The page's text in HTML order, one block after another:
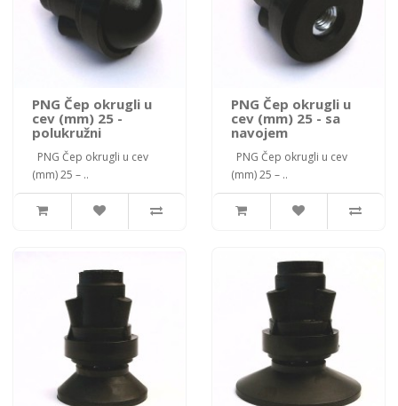
PNG Čep okrugli u
cev (mm) 25 -
polukružni
PNG Čep okrugli u cev
(mm) 25 – ..
PNG Čep okrugli u
cev (mm) 25 - sa
navojem
PNG Čep okrugli u cev
(mm) 25 – ..